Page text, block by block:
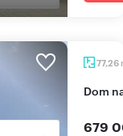
77,26
dom
679